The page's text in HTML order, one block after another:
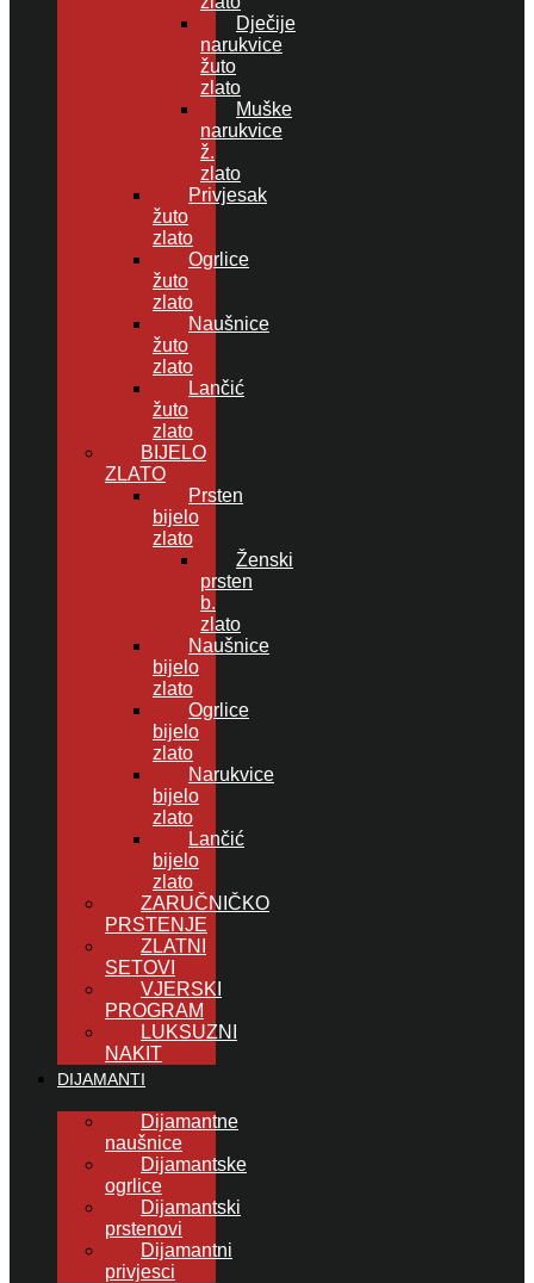
Dječije
narukvice
žuto
zlato
Muške
narukvice
ž.
zlato
Privjesak
žuto
zlato
Ogrlice
žuto
zlato
Naušnice
žuto
zlato
Lančić
žuto
zlato
BIJELO
ZLATO
Prsten
bijelo
zlato
Ženski
prsten
b.
zlato
Naušnice
bijelo
zlato
Ogrlice
bijelo
zlato
Narukvice
bijelo
zlato
Lančić
bijelo
zlato
ZARUČNIČKO
PRSTENJE
ZLATNI
SETOVI
VJERSKI
PROGRAM
LUKSUZNI
NAKIT
DIJAMANTI
Dijamantne
naušnice
Dijamantske
ogrlice
Dijamantski
prstenovi
Dijamantni
privjesci